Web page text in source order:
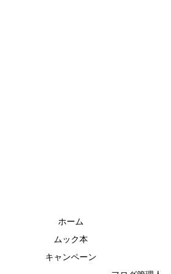
ホーム
ムック本
キャンペーン